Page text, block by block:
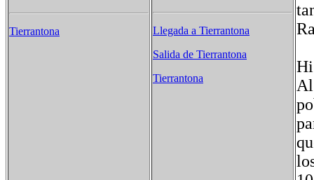
Tierrantona
Llegada a Tierrantona
Salida de Tierrantona
Tierrantona